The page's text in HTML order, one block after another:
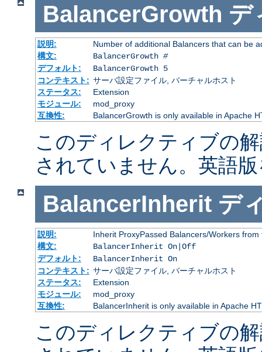
BalancerGrowth デ
説明:
Number of additional Balancers that can be
構文:
BalancerGrowth #
デフォルト:
BalancerGrowth 5
コンテキスト: サーバ設定ファイル, バーチャルホスト
ステータス:
Extension
モジュール:
mod_proxy
互換性:
BalancerGrowth is only available in Apache
このディレクティブの
されていません。英語
BalancerInherit デ
説明:
Inherit ProxyPassed Balancers/Workers
構文:
BalancerInherit On|Off
デフォルト:
BalancerInherit On
コンテキスト: サーバ設定ファイル, バーチャルホスト
ステータス:
Extension
モジュール:
mod_proxy
互換性:
BalancerInherit is only available in Apache
このディレクティブの